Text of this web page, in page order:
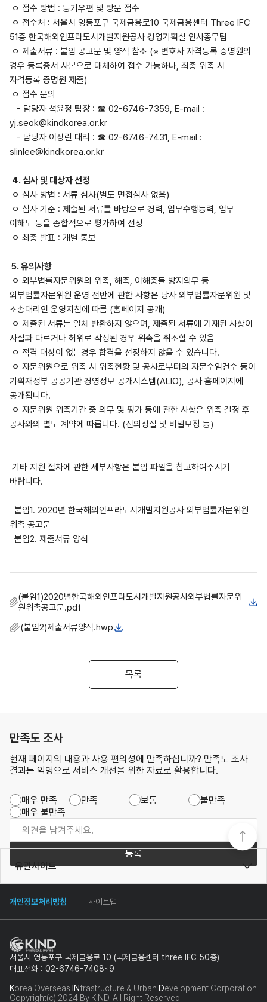
ㅇ 접수 방법 : 등기우편 및 방문 접수
ㅇ 접수처 : 서울시 영등포구 국제금융로10 국제금융센터 Three IFC
51층 한국해외인프라도시개발지원공사 경영기획실 인사총무팀
ㅇ 제출서류 : 붙임 공고문 및 양식 참조 (※ 변호사 자격등록 증명원의
경우 등록증서 사본으로 대체하여 접수 가능하나, 최종 위촉 시
자격등록 증명원 제출)
ㅇ 접수 문의
- 담당자 석윤정 팀장 : ☎ 02-6746-7359, E-mail :
yj.seok@kindkorea.or.kr
- 담당자 이상린 대리 : ☎ 02-6746-7431, E-mail :
slinlee@kindkorea.or.kr
4. 심사 및 대상자 선정
ㅇ 심사 방법 : 서류 심사(별도 면접심사 없음)
ㅇ 심사 기준 : 제출된 서류를 바탕으로 경력, 업무수행능력, 업무
이해도 등을 종합적으로 평가하여 선정
ㅇ 최종 발표 : 개별 통보
5. 유의사항
ㅇ 외부법률자문위원의 위촉, 해촉, 이해충돌 방지의무 등
외부법률자문위원 운영 전반에 관한 사항은 당사 외부법률자문위원 및
소송대리인 운영지침에 따름 (홈페이지 공개)
ㅇ 제출된 서류는 일체 반환하지 않으며, 제출된 서류에 기재된 사항이
사실과 다르거나 허위로 작성된 경우 위촉을 취소할 수 있음
ㅇ 적격 대상이 없는경우 합격을 선정하지 않을 수 있습니다.
ㅇ 자문위원으로 위촉 시 위촉현황 및 공사로부터의 자문수임건수 등이
기획재정부 공공기관 경영정보 공개시스템(ALIO), 공사 홈페이지에
공개됩니다.
ㅇ 자문위원 위촉기간 중 의무 및 평가 등에 관한 사항은 위촉 결정 후
공사와의 별도 계약에 따릅니다. (신의성실 및 비밀보장 등)
기타 지원 절차에 관한 세부사항은 붙임 파일을 참고하여주시기
바랍니다.
붙임1. 2020년 한국해외인프라도시개발지원공사 외부법률자문위원
위촉 공고문
붙임2. 제출서류 양식
(붙임1)2020년한국해외인프라도시개발지원공사외부법률자문위
원위촉공고문.pdf
(붙임2)제출서류양식.hwp
목록
만족도 조사
현재 페이지의 내용과 사용 편의성에 만족하십니까? 만족도 조사
결과는 익명으로 서비스 개선을 위한 자료로 활용합니다.
매우 만족 만족 보통
불만족
매우 불만족
등록
개인정보처리방침 사이트맵
유관사이트
서울시 영등포구 국제금융로 10 (국제금융센터 three IFC 50층)
대표전화 : 02-6746-7408~9
Korea Overseas INfrastructure & Urban Development Corporation
Copyright(c) 2024 By KIND. All Right Reserved.